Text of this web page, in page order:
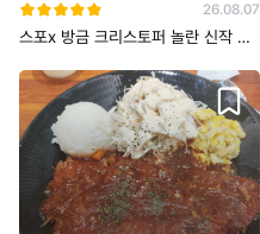
26.08.07
스포x 방금 크리스토퍼 놀란 신작 오